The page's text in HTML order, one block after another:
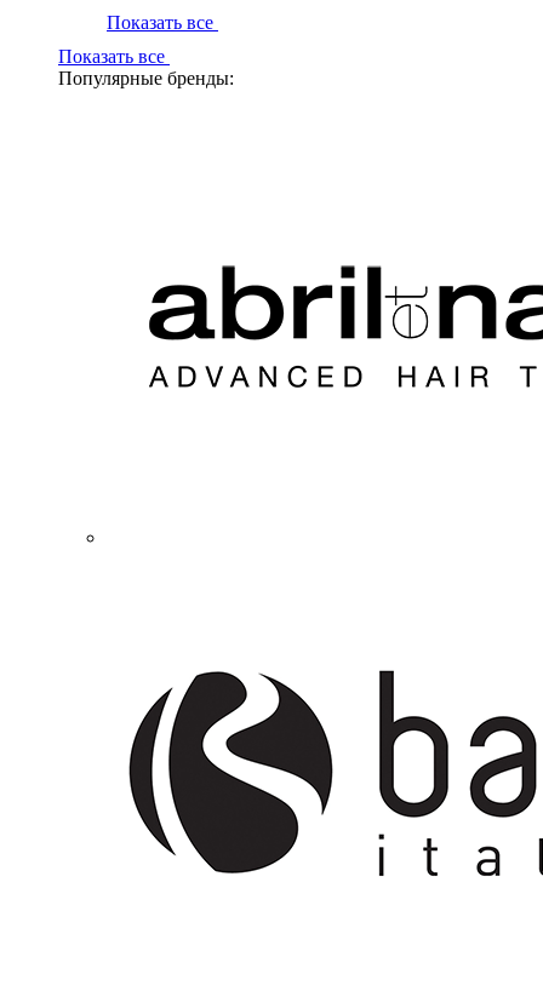
Показать все
Показать все
Популярные бренды: